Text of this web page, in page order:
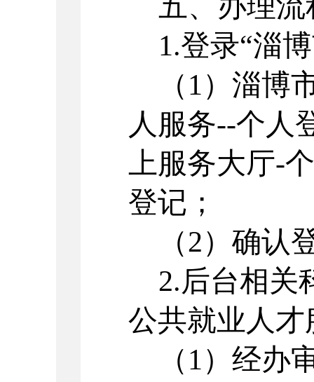
1.登录“淄
（1） 淄博
人服务--个人
上服务大厅-
登记；
（2）确认
2.后台相关
公共就业人才
（1） 经办